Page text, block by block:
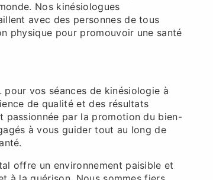
Nos kinésiologues
avec des personnes de tous
physique pour promouvoir une santé
pour vos séances de kinésiologie à
de qualité et des résultats
passionnée par la promotion du bien-
à vous guider tout au long de
offre un environnement paisible et